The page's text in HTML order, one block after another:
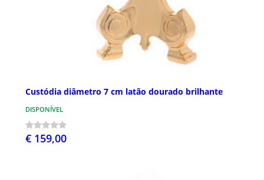
Custódia diâmetro 7 cm latão dourado brilhante
DISPONÍVEL
€ 159,00